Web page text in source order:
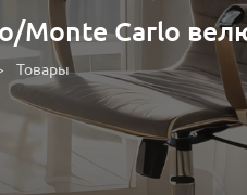
Monte Carlo
Товары